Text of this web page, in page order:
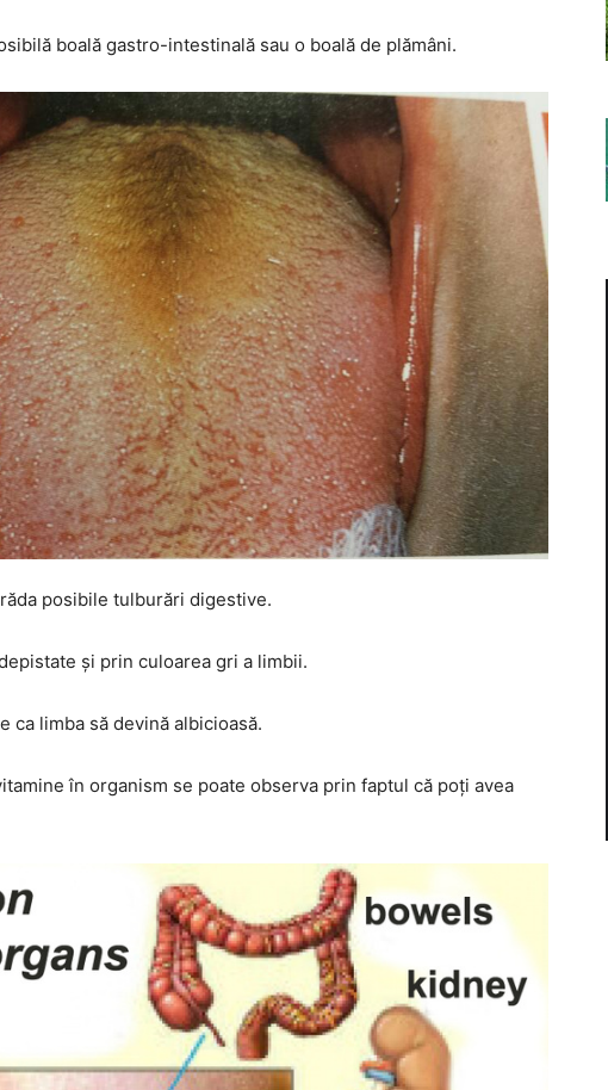
boală gastro-intestinală sau o boală de plămâni.
posibile tulburări digestive.
și prin culoarea gri a limbii.
ca limba să devină albicioasă.
în organism se poate observa prin faptul că poți avea